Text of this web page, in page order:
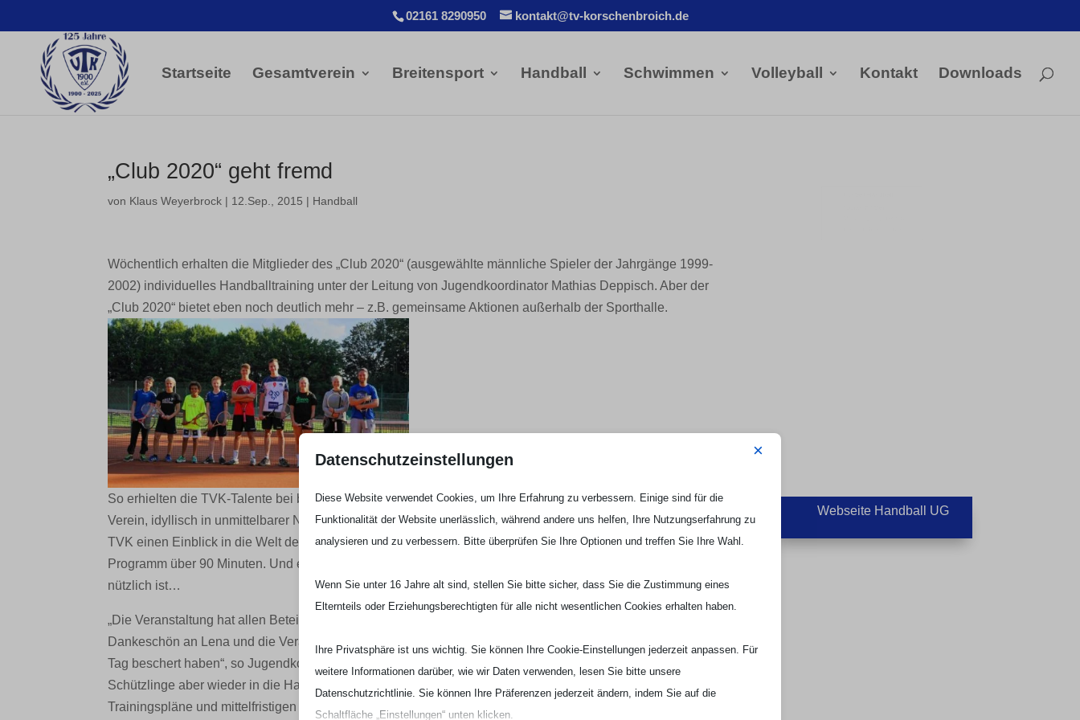
02161 8290950 kontakt@tv-korschenbroich.de
Startseite Gesamtverein Breitensport Handball Schwimmen Volleyball Kontakt Downloads
„Club 2020“ geht fremd
von Klaus Weyerbrock | 12.Sep., 2015 | Handball
Wöchentlich erhalten die Mitglieder des „Club 2020“ (ausgewählte männliche Spieler der Jahrgänge 1999-
2002) individuelles Handballtraining unter der Leitung von Jugendkoordinator Mathias Deppisch. Aber der
„Club 2020“ bietet eben noch deutlich mehr – z.B. gemeinsame Aktionen außerhalb der Sporthalle.
So erhielten die TVK-Talente bei bestem Wetter eine Tenniseinheit beim KTC. Der familienfreundliche
Verein, idyllisch in unmittelbarer Nähe der Waldsporthalle gelegen, bot den handballverrückten Jungs des
TVK einen Einblick in die Welt des gelben Filzballs. Trainerin Lena Mauntel sorgte für ein kurzweiliges
Programm über 90 Minuten. Und es zeigte sich einmal mehr, dass gutes Ballgefühl sportartübergreifend
nützlich ist…
„Die Veranstaltung hat allen Beteiligten viel Spaß gemacht – genau so sollte es sein. Ein herzliches
Dankeschön an Lena und die Verantwortlichen des KTC, die uns sehr herzlich empfangen und einen tollen
Tag beschert haben“, so Jugendkoordinator Mathias Deppisch. In der kommenden Woche geht es für seine
Schützlinge aber wieder in die Halle – schließlich gilt es sicherzustellen, dass die Jungs ihre individuellen
Trainingspläne und mittelfristigen Zielsetzungen umsetzen.
Webseite Handball UG
Datenschutzeinstellungen ×
Diese Website verwendet Cookies, um Ihre Erfahrung zu verbessern. Einige sind für die
Funktionalität der Website unerlässlich, während andere uns helfen, Ihre Nutzungserfahrung zu
analysieren und zu verbessern. Bitte überprüfen Sie Ihre Optionen und treffen Sie Ihre Wahl.
Wenn Sie unter 16 Jahre alt sind, stellen Sie bitte sicher, dass Sie die Zustimmung eines
Elternteils oder Erziehungsberechtigten für alle nicht wesentlichen Cookies erhalten haben.
Ihre Privatsphäre ist uns wichtig. Sie können Ihre Cookie-Einstellungen jederzeit anpassen. Für
weitere Informationen darüber, wie wir Daten verwenden, lesen Sie bitte unsere
Datenschutzrichtlinie. Sie können Ihre Präferenzen jederzeit ändern, indem Sie auf die
Schaltfläche „Einstellungen“ unten klicken.